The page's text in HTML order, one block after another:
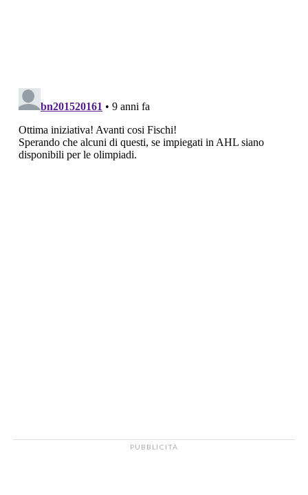
PUBBLICITÀ